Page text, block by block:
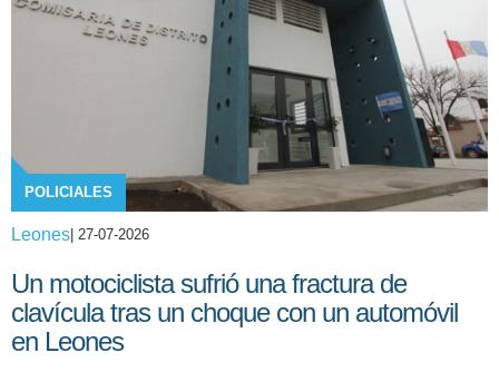
POLICIALES
Leones | 27-07-2026
Un motociclista sufrió una fractura de
clavícula tras un choque con un automóvil
en Leones